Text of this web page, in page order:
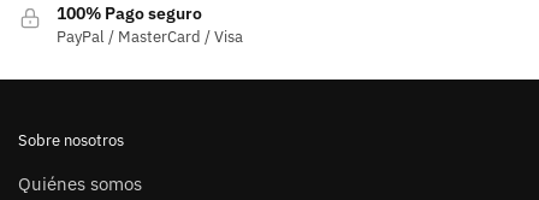
100% Pago seguro
PayPal / MasterCard / Visa
Sobre nosotros
Quiénes somos